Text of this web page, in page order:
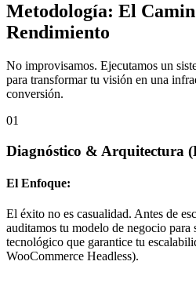
Metodología: El
Rendimiento
No improvisamos. Ejecutamos un
para transformar tu visión en una
conversión.
01
Diagnóstico & Arquitectura
El Enfoque:
El éxito no es casualidad. Antes de
auditamos tu modelo de negocio para
tecnológico que garantice tu
WooCommerce Headless).